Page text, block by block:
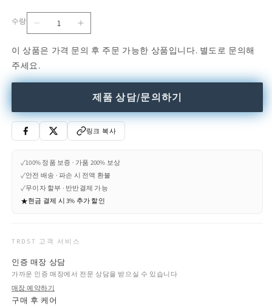
량
수량
CIVIC
Oval
table
with
base
(Request
Info)
량
줄
임
CIVIC
Oval
with
star
base
(Request
Info)
수
량
늘
림
이 상품은 가격 문의 후 주문 가능한 상품입니다. 별도로 문의해
주세요.
제품 상담/문의하기
링크 복사
✓100% 정품 보증 · 가품 200% 보상
✓안전 배송 · 파손 시 전액 환불
✓무이자 할부 · 반반결제 가능
★현금 결제 시 3% 추가 할인
TRDST 고객 서비스
인증 매장 상담
가까운 인증 매장에서 전문 상담을 받으실 수 있습니다
매장 예약하기
구매 후 케어